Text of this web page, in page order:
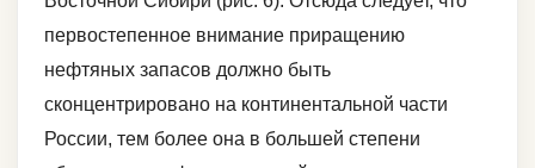
первостепенное внимание приращению
нефтяных запасов должно быть
сконцентрировано на континентальной части
России, тем более она в большей степени